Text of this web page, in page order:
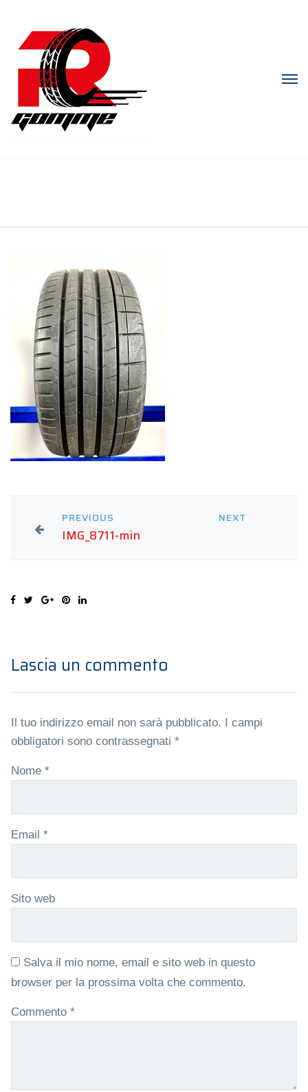
PREVIOUS
IMG_8711-min
NEXT
Lascia un commento
Il tuo indirizzo email non sarà pubblicato.
I campi
obbligatori sono contrassegnati *
Nome *
Email *
Sito web
Salva il mio nome, email e sito web in questo
browser per la prossima volta che commento.
Commento *